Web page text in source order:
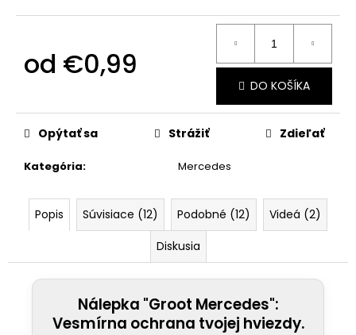
od €0,99
DO KOŠÍKA
Kategória: Mercedes
Opýtať sa Strážiť Zdieľať
Popis Súvisiace (12) Podobné (12)
Videá (2)
Diskusia
Nálepka "Groot Mercedes":
Vesmírna ochrana tvojej hviezdy.